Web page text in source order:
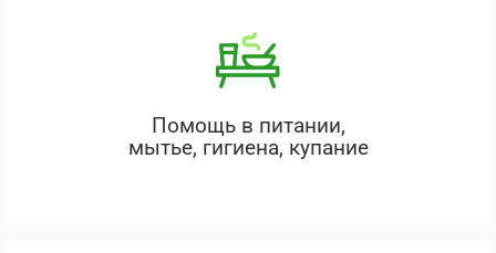
Помощь в питании,
мытье, гигиена, купание